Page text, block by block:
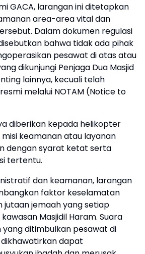
GACA, larangan ini ditetapkan
area-area vital dan
Dalam dokumen regulasi
bahwa tidak ada pihak
pesawat di atas atau
dikunjungi Penjaga Dua Masjid
lainnya, kecuali telah
melalui NOTAM (Notice to
diberikan kepada helikopter
keamanan atau layanan
dengan syarat ketat serta
tertentu.
dan keamanan, larangan
faktor keselamatan
jutaan jemaah yang setiap
Masjidil Haram. Suara
yang ditimbulkan pesawat di
dapat